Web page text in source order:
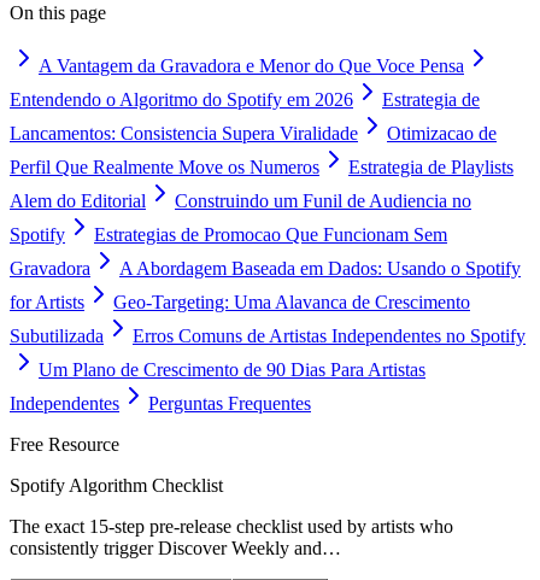
On this page
A Vantagem da Gravadora e Menor do Que Voce Pensa
Entendendo o Algoritmo do Spotify em 2026
Estrategia de
Lancamentos: Consistencia Supera Viralidade
Otimizacao de
Perfil Que Realmente Move os Numeros
Estrategia de Playlists
Alem do Editorial
Construindo um Funil de Audiencia no
Spotify
Estrategias de Promocao Que Funcionam Sem
Gravadora
A Abordagem Baseada em Dados: Usando o Spotify
for Artists
Geo-Targeting: Uma Alavanca de Crescimento
Subutilizada
Erros Comuns de Artistas Independentes no Spotify
Um Plano de Crescimento de 90 Dias Para Artistas
Independentes
Perguntas Frequentes
Free Resource
Spotify Algorithm Checklist
The exact 15-step pre-release checklist used by artists who
consistently trigger Discover Weekly and…